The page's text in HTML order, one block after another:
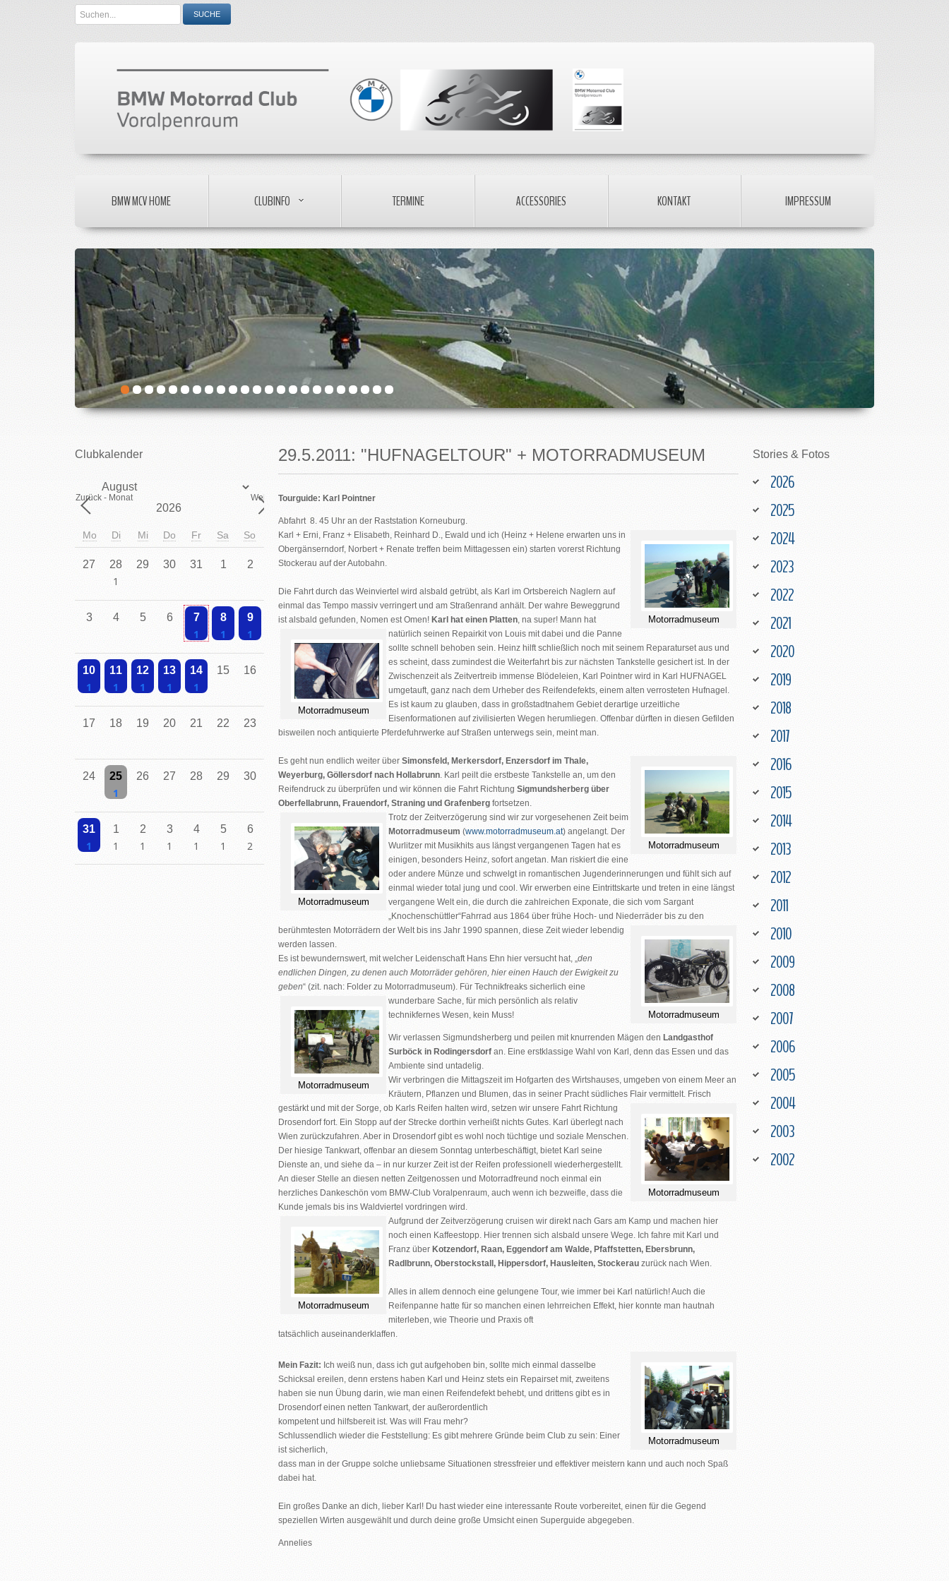
Search
...
SUCHE
BMW MCV HOME CLUBINFO TERMINE ACCESSORIES KONTAKT IMPRESSUM
Clubkalender
Zurück - Monat
Monat
Jahr
Weiter - Monat
Mo Di Mi Do Fr Sa So
27 28
Einzelne Veranstaltung
29 30 31 1 2
3 4 5 6 7
Einzelne Veranstaltung
8
Einzelne Veranstaltung
9
Einzelne Veranstaltung
10 11 12 13 14 15 16
17 18 19 20 21 22 23
24 25 26 27 28 29 30
31 1 2 3 4 5
Einzelne Veranstaltung
6
2 Veranstaltungen
29.5.2011: "HUFNAGELTOUR" + MOTORRADMUSEUM
Tourguide: Karl Pointner
Abfahrt 8. 45 Uhr an der Raststation Korneuburg.
Motorradmuseum
Karl + Erni, Franz + Elisabeth, Reinhard D., Ewald und ich (Heinz + Helene erwarten uns in
Obergänserndorf, Norbert + Renate treffen beim Mittagessen ein) starten vorerst Richtung
Stockerau auf der Autobahn.
Die Fahrt durch das Weinviertel wird alsbald getrübt, als Karl im Ortsbereich Naglern auf
einmal das Tempo massiv verringert und am Straßenrand anhält. Der wahre Beweggrund
ist alsbald gefunden, Nomen est Omen! Karl hat einen Platten, na super!
Motorradmuseum
Mann hat
natürlich seinen Repairkit von Louis mit dabei und die Panne
sollte schnell behoben sein. Heinz hilft schließlich noch mit seinem Reparaturset aus und
es scheint, dass zumindest die Weiterfahrt bis zur nächsten Tankstelle gesichert ist. In der
Zwischenzeit als Zeitvertreib immense Blödeleien, Karl Pointner wird in Karl HUFNAGEL
umgetauft, ganz nach dem Urheber des Reifendefekts, einem alten verrosteten Hufnagel.
Es ist kaum zu glauben, dass in großstadtnahem Gebiet derartige urzeitliche
Eisenformationen auf zivilisierten Wegen herumliegen. Offenbar dürften in diesen Gefilden
bisweilen noch antiquierte Pferdefuhrwerke auf Straßen unterwegs sein, meint man.
Motorradmuseum
Es geht nun endlich weiter über Simonsfeld, Merkersdorf, Enzersdorf im Thale,
Weyerburg, Göllersdorf nach Hollabrunn. Karl peilt die erstbeste Tankstelle an, um den
Reifendruck zu überprüfen und wir können die Fahrt Richtung Sigmundsherberg über
Oberfellabrunn, Frauendorf, Straning und Grafenberg fortsetzen.
Motorradmuseum
Trotz der Zeitverzögerung sind wir zur vorgesehenen Zeit beim
Motorradmuseum (www.motorradmuseum.at) angelangt. Der
Wurlitzer mit Musikhits aus längst vergangenen Tagen hat es
einigen, besonders Heinz, sofort angetan. Man riskiert die eine
oder andere Münze und schwelgt in romantischen Jugenderinnerungen und fühlt sich auf
einmal wieder total jung und cool. Wir erwerben eine Eintrittskarte und treten in eine längst
vergangene Welt ein, die durch die zahlreichen Exponate, die sich vom Sargant
„Knochenschüttler“Fahrrad aus 1864 über frühe Hoch- und Niederräder bis zu den
Motorradmuseum
berühmtesten Motorrädern der Welt bis ins Jahr 1990 spannen, diese Zeit wieder lebendig
werden lassen.
Es ist bewundernswert, mit welcher Leidenschaft Hans Ehn hier versucht hat, „den
endlichen Dingen, zu denen auch Motorräder gehören, hier einen Hauch der Ewigkeit zu
geben“ (zit. nach: Folder zu Motorradmuseum). Für Technikfreaks sicherlich eine
Motorradmuseum
wunderbare Sache, für mich persönlich als relativ
technikfernes Wesen, kein Muss!
Wir verlassen Sigmundsherberg und peilen mit knurrenden Mägen den Landgasthof
Surböck in Rodingersdorf an. Eine erstklassige Wahl von Karl, denn das Essen und das
Ambiente sind untadelig.
Wir verbringen die Mittagszeit im Hofgarten des Wirtshauses, umgeben von einem Meer an
Kräutern, Pflanzen und Blumen, das in seiner Pracht südliches Flair vermittelt. Frisch
gestärkt und mit der Sorge, ob Karls Reifen halten wird, setzen wir unsere Fahrt
Motorradmuseum
Richtung
Drosendorffort. Ein Stopp auf der Strecke dorthin verheißt nichts Gutes. Karl überlegt nach
Wien zurückzufahren. Aber in Drosendorf gibt es wohl noch tüchtige und soziale Menschen.
Der hiesige Tankwart, offenbar an diesem Sonntag unterbeschäftigt, bietet Karl seine
Dienste an, und siehe da – in nur kurzer Zeit ist der Reifen professionell wiederhergestellt.
An dieser Stelle an diesen netten Zeitgenossen und Motorradfreund noch einmal ein
herzliches Dankeschön vom BMW-Club Voralpenraum, auch wenn ich bezweifle, dass die
Kunde jemals bis ins Waldviertel vordringen wird.
Motorradmuseum
Aufgrund der Zeitverzögerung cruisen wir direkt nach Gars am Kamp und machen hier
noch einen Kaffeestopp. Hier trennen sich alsbald unsere Wege. Ich fahre mit Karl und
Franz über Kotzendorf, Raan, Eggendorf am Walde, Pfaffstetten, Ebersbrunn,
Radlbrunn, Oberstockstall, Hippersdorf, Hausleiten, Stockerau zurück nach Wien.
Alles in allem dennoch eine gelungene Tour, wie immer bei Karl natürlich! Auch die
Reifenpanne hatte für so manchen einen lehrreichen Effekt, hier konnte man hautnah
miterleben, wie Theorie und Praxis oft
tatsächlich auseinanderklaffen.
Motorradmuseum
Mein Fazit: Ich weiß nun, dass ich gut aufgehoben bin, sollte mich einmal dasselbe
Schicksal ereilen, denn erstens haben Karl und Heinz stets ein Repairset mit, zweitens
haben sie nun Übung darin, wie man einen Reifendefekt behebt, und drittens gibt es in
Drosendorf einen netten Tankwart, der außerordentlich
kompetent und hilfsbereit ist. Was will Frau mehr?
Schlussendlich wieder die Feststellung: Es gibt mehrere Gründe beim Club zu sein: Einer
ist sicherlich,
dass man in der Gruppe solche unliebsame Situationen stressfreier und effektiver meistern kann und auch noch Spaß
dabei hat.
Ein großes Danke an dich, lieber Karl! Du hast wieder eine interessante Route vorbereitet, einen für die Gegend
speziellen Wirten ausgewählt und durch deine große Umsicht einen Superguide abgegeben.
Annelies
Stories & Fotos
2026
2025
2024
2023
2022
2021
2020
2019
2018
2017
2016
2015
2014
2013
2012
2011
2010
2009
2008
2007
2006
2005
2004
2003
2002